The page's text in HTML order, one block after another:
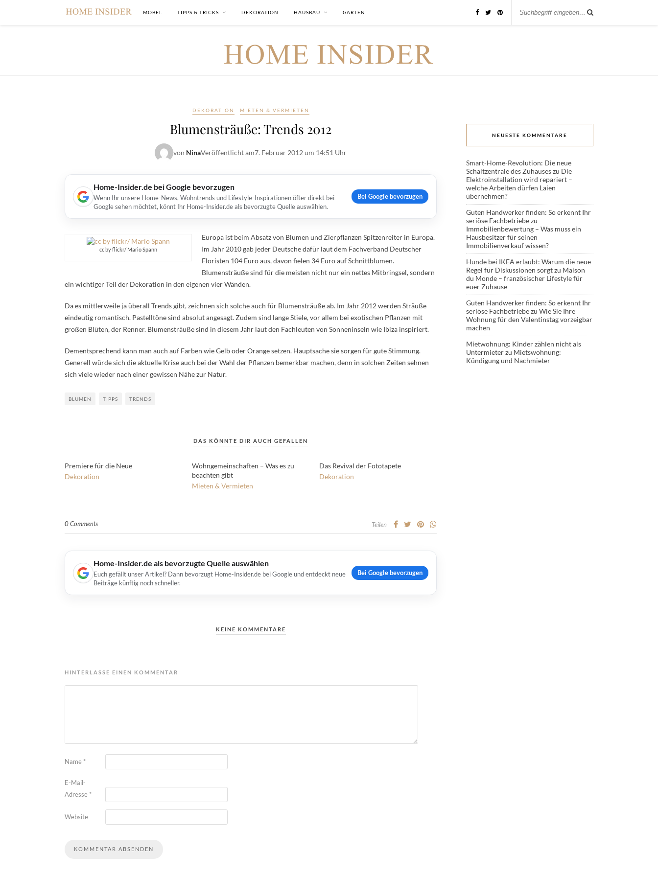
MÖBEL TIPPS & TRICKS DEKORATION HAUSBAU GARTEN
DEKORATION MIETEN & VERMIETEN
Blumensträuße: Trends 2012
von NinaVeröffentlicht am7. Februar 2012 um 14:51 Uhr
Home-Insider.de bei Google bevorzugen
Wenn Ihr unsere Home-News, Wohntrends und Lifestyle-Inspirationen öfter direkt bei
Google sehen möchtet, könnt Ihr Home-Insider.de als bevorzugte Quelle auswählen.
Bei Google bevorzugen
cc by flickr/ Mario Spann
Europa ist beim Absatz von Blumen und Zierpflanzen Spitzenreiter in Europa.
Im Jahr 2010 gab jeder Deutsche dafür laut dem Fachverband Deutscher
Floristen 104 Euro aus, davon fielen 34 Euro auf Schnittblumen.
Blumensträuße sind für die meisten nicht nur ein nettes Mitbringsel, sondern
ein wichtiger Teil der Dekoration in den eigenen vier Wänden.
Da es mittlerweile ja überall Trends gibt, zeichnen sich solche auch für Blumensträuße ab. Im Jahr 2012 werden Sträuße
eindeutig romantisch. Pastelltöne sind absolut angesagt. Zudem sind lange Stiele, vor allem bei exotischen Pflanzen mit
großen Blüten, der Renner. Blumensträuße sind in diesem Jahr laut den Fachleuten von Sonneninseln wie Ibiza inspiriert.
Dementsprechend kann man auch auf Farben wie Gelb oder Orange setzen. Hauptsache sie sorgen für gute Stimmung.
Generell würde sich die aktuelle Krise auch bei der Wahl der Pflanzen bemerkbar machen, denn in solchen Zeiten sehnen
sich viele wieder nach einer gewissen Nähe zur Natur.
BLUMEN TIPPS TRENDS
DAS KÖNNTE DIR AUCH GEFALLEN
Premiere für die Neue
Dekoration
Wohngemeinschaften – Was es zu
beachten gibt
Mieten & Vermieten
Das Revival der Fototapete
Dekoration
0 Comments Teilen
Home-Insider.de als bevorzugte Quelle auswählen
Euch gefällt unser Artikel? Dann bevorzugt Home-Insider.de bei Google und entdeckt neue
Beiträge künftig noch schneller.
Bei Google bevorzugen
KEINE KOMMENTARE
HINTERLASSE EINEN KOMMENTAR
Name *
E-Mail-
Adresse *
Website
NEUESTE KOMMENTARE
Smart-Home-Revolution: Die neue
Schaltzentrale des Zuhauseszu Die
Elektroinstallation wird repariert –
welche Arbeiten dürfen Laien
übernehmen?
Guten Handwerker finden: So erkennt Ihr
seriöse Fachbetriebezu
Immobilienbewertung – Was muss ein
Hausbesitzer für seinen
Immobilienverkauf wissen?
Hunde bei IKEA erlaubt: Warum die neue
Regel für Diskussionen sorgtzu Maison
du Monde – französischer Lifestyle für
euer Zuhause
Guten Handwerker finden: So erkennt Ihr
seriöse Fachbetriebezu Wie Sie Ihre
Wohnung für den Valentinstag vorzeigbar
machen
Mietwohnung: Kinder zählen nicht als
Untermieterzu Mietswohnung:
Kündigung und Nachmieter